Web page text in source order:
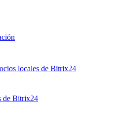
locales de Bitrix24
de Bitrix24